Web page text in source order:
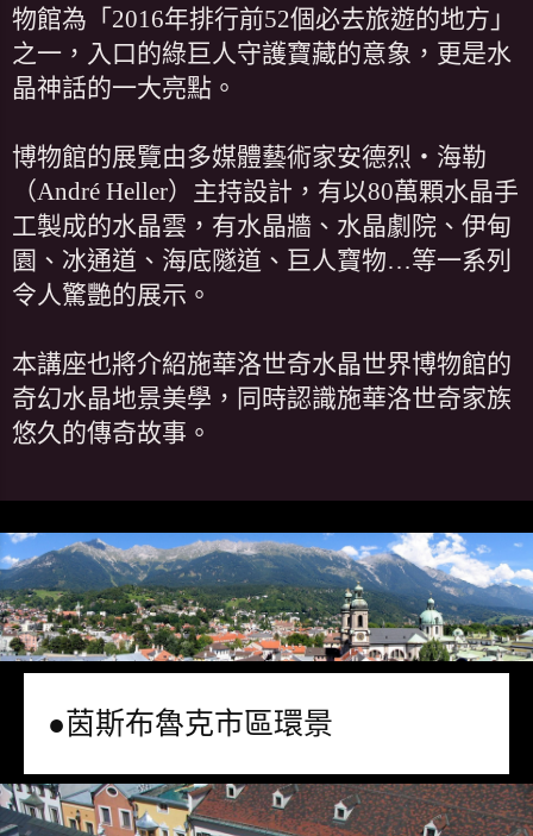
物館為「2016年排行前52個必去旅遊的地方」
之一，入口的綠巨人守護寶藏的意象，更是水
晶神話的一大亮點。
博物館的展覽由多媒體藝術家安德烈‧海勒
（André Heller）主持設計，有以80萬顆水晶手
工製成的水晶雲，有水晶牆、水晶劇院、伊甸
園、冰通道、海底隧道、巨人寶物…等一系列
令人驚艷的展示。
本講座也將介紹施華洛世奇水晶世界博物館的
奇幻水晶地景美學，同時認識施華洛世奇家族
悠久的傳奇故事。
●茵斯布魯克市區環景